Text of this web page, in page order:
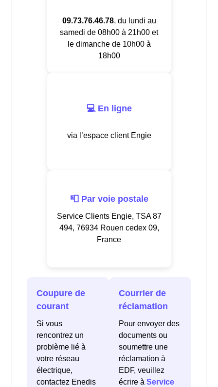
09.73.76.46.78, du lundi au
samedi de 08h00 à 21h00 et
le dimanche de 10h00 à
18h00
💻 En ligne
via l’espace client Engie
📮 Par voie postale
Service Clients Engie, TSA 87
494, 76934 Rouen cedex 09,
France
Coupure de
courant
Si vous
rencontrez un
problème lié à
votre réseau
électrique,
contactez Enedis
Courrier de
réclamation
Pour envoyer des
documents ou
soumettre une
réclamation à
EDF, veuillez
écrire à Service